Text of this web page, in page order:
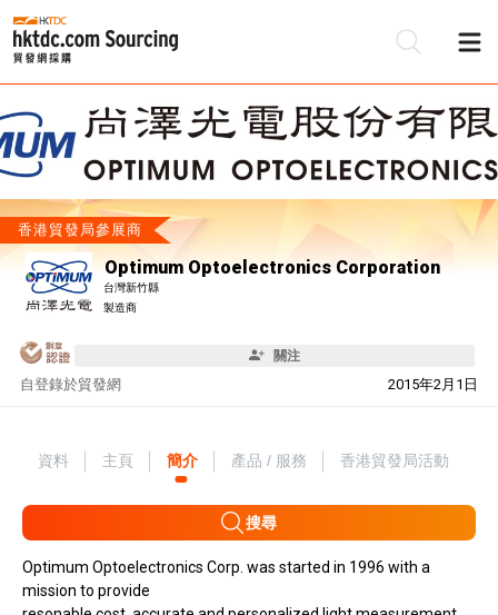
香港貿發局參展商
Optimum Optoelectronics Corporation
台灣新竹縣
製造商
關注
自 2015年2月1日
登錄於貿發網
資料 主頁 簡介 產品 / 服務 香港貿發局活動
搜尋
Optimum Optoelectronics Corp. was started in 1996 with a
mission to provide